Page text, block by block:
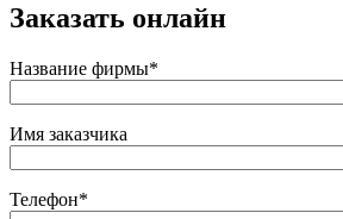
Заказать онлайн
Название фирмы*
Имя заказчика
Телефон*